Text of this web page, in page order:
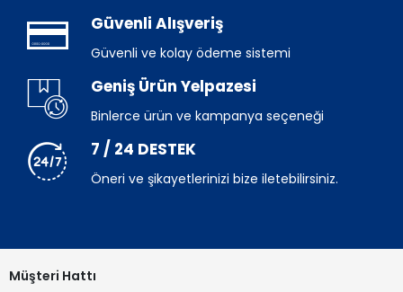
Güvenli Alışveriş
Güvenli ve kolay ödeme sistemi
Geniş Ürün Yelpazesi
Binlerce ürün ve kampanya seçeneği
7 / 24 DESTEK
Öneri ve şikayetlerinizi bize iletebilirsiniz.
Müşteri Hattı